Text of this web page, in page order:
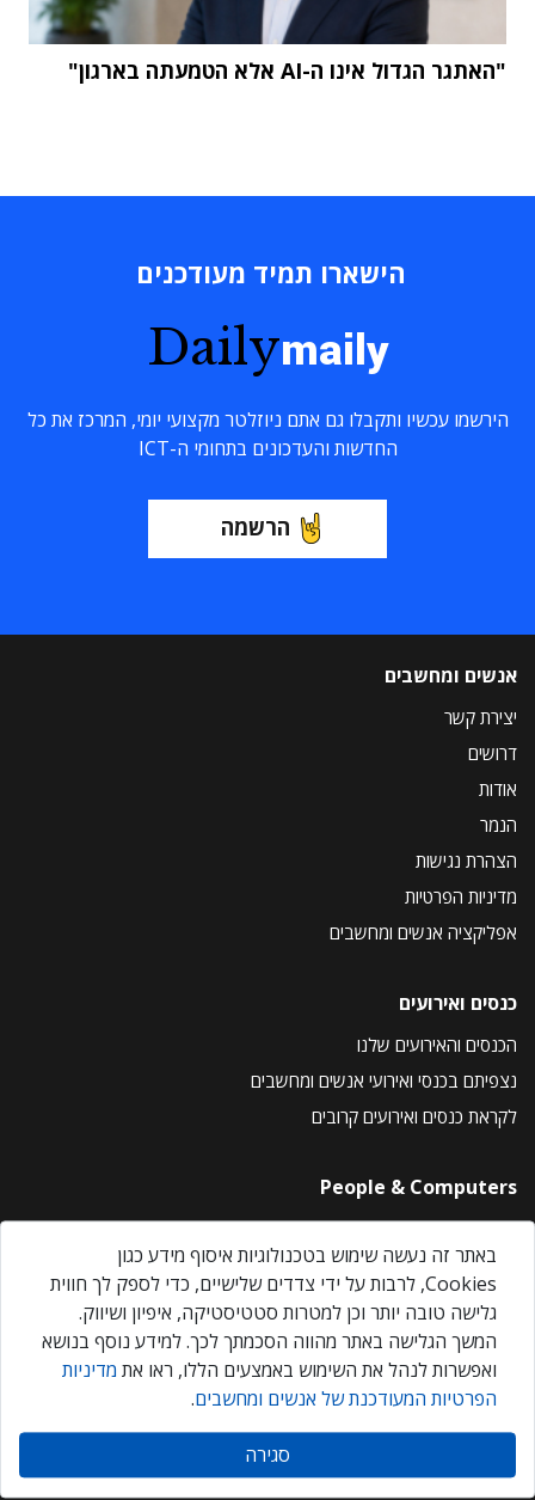
"האתגר הגדול אינו ה-AI אלא הטמעתה בארגון"
הישארו תמיד מעודכנים
Dailymaily
הירשמו עכשיו ותקבלו גם אתם ניוזלטר מקצועי יומי, המרכז את כל
החדשות והעדכונים בתחומי ה-ICT
הרשמה
אנשים ומחשבים
יצירת קשר
דרושים
אודות
הנמר
הצהרת נגישות
מדיניות הפרטיות
אפליקציה אנשים ומחשבים
כנסים ואירועים
הכנסים והאירועים שלנו
נצפיתם בכנסי ואירועי אנשים ומחשבים
לקראת כנסים ואירועים קרובים
People & Computers
About Us
Privacy Policy
Contact Us
Our Events
אנשים ומחשבים © 2026 – כל הזכויות שמורות
באתר זה נעשה שימוש בטכנולוגיות איסוף מידע כגון
Cookies, לרבות על ידי צדדים שלישיים, כדי לספק לך חווית
גלישה טובה יותר וכן למטרות סטטיסטיקה, איפיון ושיווק.
המשך הגלישה באתר מהווה הסכמתך לכך. למידע נוסף בנושא
ואפשרות לנהל את השימוש באמצעים הללו, ראו את מדיניות
הפרטיות המעודכנת של אנשים ומחשבים.
סגירה